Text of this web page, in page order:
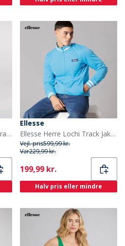
Ellesse Herre Ferrari Poly Tracksuit Sort
Ellesse
Ellesse Herre Lochi Track Jakke Blå
Vejl. pris599,99 kr.
Var229,99 kr.
Current
199,99 kr.
Halv pris eller mindre